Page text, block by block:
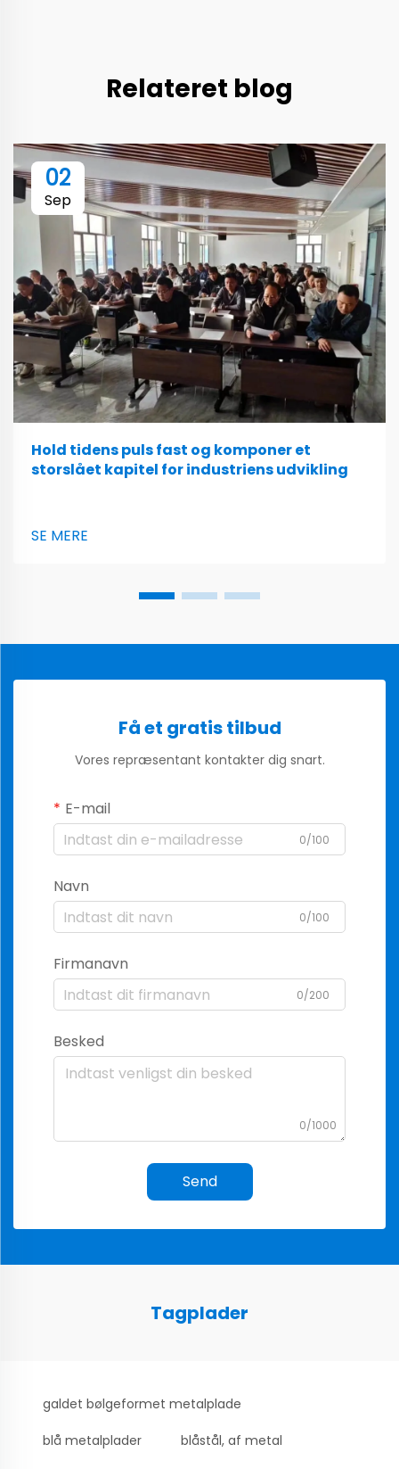
Relateret blog
02
Sep
Hold tidens puls fast og komponer et
storslået kapitel for industriens udvikling
SE MERE
Få et gratis tilbud
Vores repræsentant kontakter dig snart.
E-mail
0/100
Navn
0/100
Firmanavn
0/200
Besked
0/1000
Send
Tagplader
galdet bølgeformet metalplade
blå metalplader blåstål, af metal